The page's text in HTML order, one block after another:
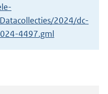
2024/dc-
4497.gml